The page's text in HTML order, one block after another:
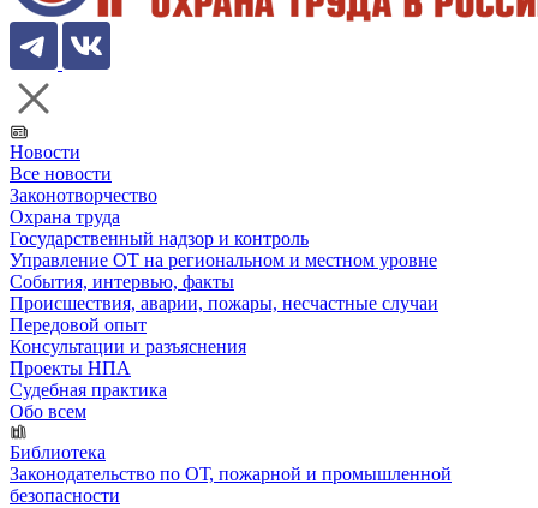
Новости
Все новости
Законотворчество
Охрана труда
Государственный надзор и контроль
Управление ОТ на региональном и местном уровне
События, интервью, факты
Происшествия, аварии, пожары, несчастные случаи
Передовой опыт
Консультации и разъяснения
Проекты НПА
Судебная практика
Обо всем
Библиотека
Законодательство по ОТ, пожарной и промышленной
безопасности